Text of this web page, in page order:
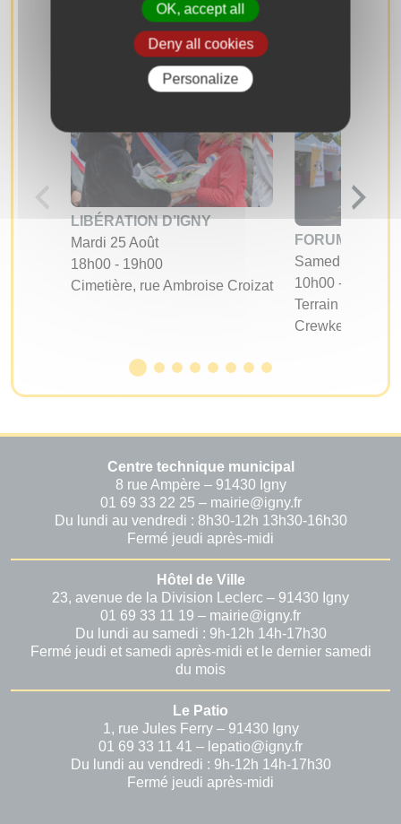
RECHERCHER
LIBÉRATION D’IGNY
Mardi 25 Août
18h00 - 19h00
Cimetière, rue Ambroise Croizat
FORUM DES
Samedi 05
10h00 - 17h00
Terrain
Crewkerne
Centre technique municipal
8 rue Ampère – 91430 Igny
01 69 33 22 25 – mairie@igny.fr
Du lundi au vendredi : 8h30-12h 13h30-16h30
Fermé jeudi après-midi
Hôtel de Ville
23, avenue de la Division Leclerc – 91430 Igny
01 69 33 11 19 – mairie@igny.fr
Du lundi au samedi : 9h-12h 14h-17h30
Fermé jeudi et samedi après-midi et le dernier samedi
du mois
Le Patio
1, rue Jules Ferry – 91430 Igny
01 69 33 11 41 – lepatio@igny.fr
Du lundi au vendredi : 9h-12h 14h-17h30
Fermé jeudi après-midi
OK, accept all
Deny all cookies
Personalize